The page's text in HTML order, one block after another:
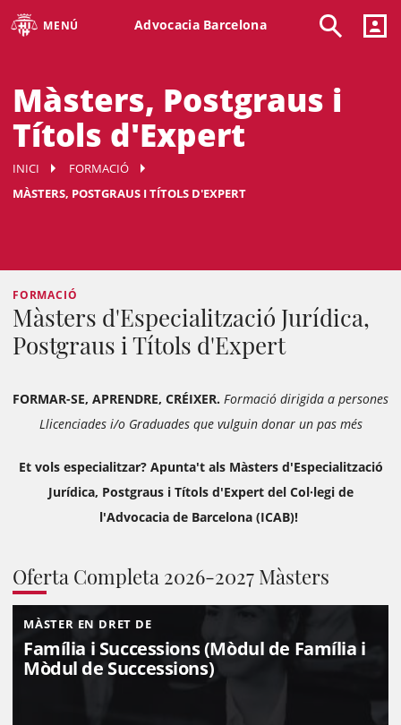
MENÚ Advocacia Barcelona
Màsters, Postgraus i
Títols d'Expert
INICI
FORMACIÓ
MÀSTERS, POSTGRAUS I TÍTOLS D'EXPERT
FORMACIÓ
Màsters d'Especialització Jurídica,
Postgraus i Títols d'Expert
FORMAR-SE, APRENDRE, CRÉIXER. Formació dirigida a persones
Llicenciades i/o Graduades que vulguin donar un pas més
Et vols especialitzar? Apunta't als Màsters d'Especialització
Jurídica, Postgraus i Títols d'Expert del Col·legi de
l'Advocacia de Barcelona (ICAB)!
Oferta Completa 2026-2027 Màsters
MÀSTER EN DRET DE
Família i Successions (Mòdul de Família i
Mòdul de Successions)